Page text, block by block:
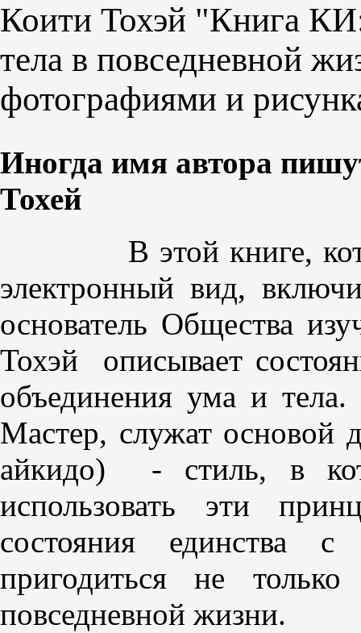
Коити Тохэй "Книга
тела в повседневной
фотографиями и
Иногда имя автора
Тохей
В этой книге,
электронный вид,
основатель Общества
Тохэй
описывает
объединения ума и
Мастер, служат
айкидо) - стиль, в
использовать эти
состояния единства
пригодиться не
повседневной жизни.